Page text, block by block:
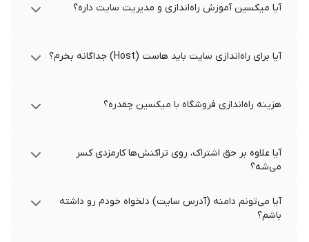
آیا میکسین آموزش راه‌اندازی و مدیریت سایت داره؟
آیا برای راه‌اندازی سایت باید هاست (Host) جداگانه بخرم؟
هزینه راه‌اندازی فروشگاه با میکسین چقدره؟
آیا علاوه بر حق اشتراک، روی تراکنش‌ها کارمزدی کسر
می‌شه؟
آیا می‌تونم دامنه (آدرس سایت) دلخواه خودم رو داشته
باشم؟